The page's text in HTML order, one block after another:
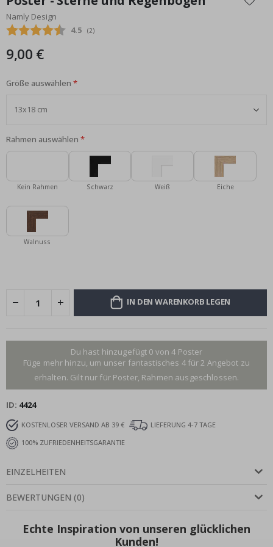
der
Bildgalerie
springen
Namly Design
Durchschnittliche Bewertung:
4.5 (abgegebene bewertungen:
2)
9,00 €
Größe auswählen
Rahmen auswählen
Kein Rahmen Schwarz Weiß Eiche
Walnuss
IN DEN WARENKORB LEGEN
Du hast hinzugefügt 0 von 4 Poster
Füge mehr hinzu, um unser fantastisches 4 für 2 Angebot zu
erhalten. Gilt nur für Poster, Rahmen ausgeschlossen.
ID 4424
KOSTENLOSER VERSAND AB 39 €
LIEFERUNG 4-7 TAGE
100% ZUFRIEDENHEITSGARANTIE
EINZELHEITEN
BEWERTUNGEN (0)
Echte Inspiration von unseren glücklichen
Kunden!